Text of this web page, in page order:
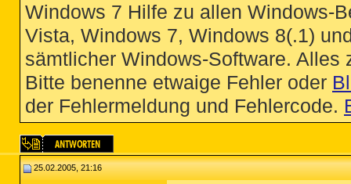
Windows 7 Hilfe zu allen Windows-
Vista, Windows 7, Windows 8(.1)
sämtlicher Windows-Software.
Bitte benenne etwaige Fehler oder
der Fehlermeldung und Fehlercode.
25.02.2005, 21:16